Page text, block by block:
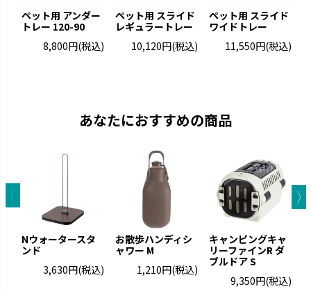
ペット用 アンダー
トレー 120-90
8,800円(税込)
ペット用 スライド
レギュラートレー
10,120円(税込)
ペット用 スライド
ワイドトレー
11,550円(税込)
あなたにおすすめの商品
Nウォータースタ
ンド
3,630円(税込)
お散歩ハンディシ
ャワー M
1,210円(税込)
キャンピングキャ
リーファインR ダ
ブルドア S
9,350円(税込)